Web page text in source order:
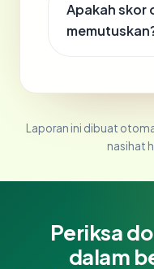
Apakah skor
Laporan ini dibuat
nasihat
Periksa
dalam